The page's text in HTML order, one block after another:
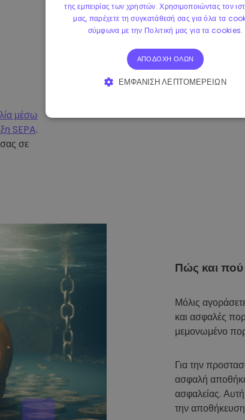
μέσω
SEPA.
σε
Πώς και
Μόλις
και ασφαλές
μεμονωμένο
Για την
ασφαλή
ασφαλείας.
την
της εμπειρίας των χρηστών. Χρησιμοποιώντας τον
μας, παρέχετε τη συγκατάθεσή σας για όλα τα
σύμφωνα με την Πολιτική μας για τα cookies.
ΑΠΟΔΟΧΉ ΌΛΩΝ
ΕΜΦΆΝΙΣΗ ΛΕΠΤΟΜΕΡΕΙΏΝ